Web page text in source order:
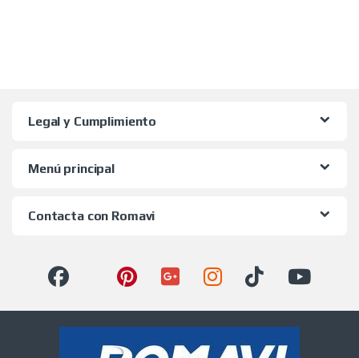
Legal y Cumplimiento
Menú principal
Contacta con Romavi